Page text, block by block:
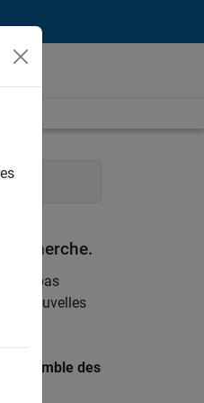
recherche.
pas
nouvelles
des